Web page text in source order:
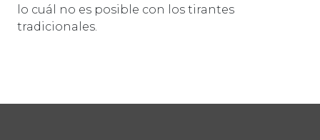
lo cuál no es posible con los tirantes
tradicionales.